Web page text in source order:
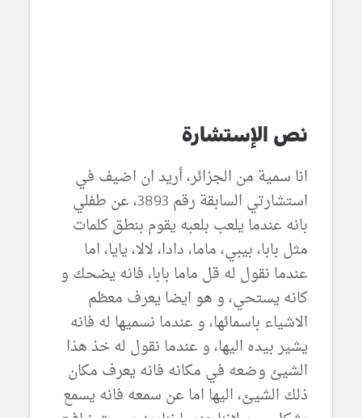
نص الإستشارة
انا سمية من الجزائر، أريد ان اضيف في
استشارتي السابقة رقم 3893، عن طفلي
بانه عندما يلعب بلعبه يقوم بنطق كلمات
مثل بابا، بيبي، ماما، دادا، لالا، يايا، اما
عندما نقول له قل ماما بابا، فانه يضحك و
كانه يستحي، و هو ايضا يعرف معظم
الاشياء باسمائها، و عندما نسميها له فانه
يشير بيده اليها، و عندما نقول له خذ هذا
الشيئ وضعه في مكانه فانه يعرف مكان
ذلك الشيئ، اليها اما عن سمعه فانه يسمع